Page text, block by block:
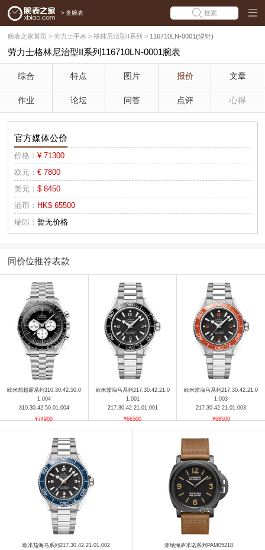
> 查腕表 搜索
腕表之家首页 > 劳力士手表 > 格林尼治型II系列 > 116710LN-0001(绿针)
劳力士格林尼治型II系列116710LN-0001腕表
综合 特点 图片 报价 文章
作业 论坛 问答 点评 心得
官方媒体公价
价格： ¥ 71300
欧元： € 7800
美元： $ 8450
港币： HK$ 65500
瑞郎： 暂无价格
同价位推荐表款
欧米茄超霸系列310.30.42.50.0
1.004
310.30.42.50.01.004
¥74900
欧米茄海马系列217.30.42.21.0
1.001
217.30.42.21.01.001
¥66500
欧米茄海马系列217.30.42.21.0
1.003
217.30.42.21.01.003
¥68500
欧米茄海马系列217.30.42.21.01.002
沛纳海庐米诺系列PAM05218